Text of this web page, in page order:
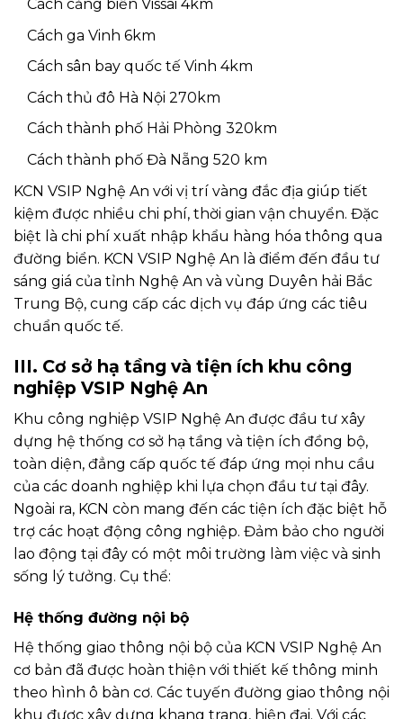
Cách cảng biển Vissai 4km
Cách ga Vinh 6km
Cách sân bay quốc tế Vinh 4km
Cách thủ đô Hà Nội 270km
Cách thành phố Hải Phòng 320km
Cách thành phố Đà Nẵng 520 km
KCN VSIP Nghệ An với vị trí vàng đắc địa giúp tiết
kiệm được nhiều chi phí, thời gian vận chuyển. Đặc
biệt là chi phí xuất nhập khẩu hàng hóa thông qua
đường biển. KCN VSIP Nghệ An là điểm đến đầu tư
sáng giá của tỉnh Nghệ An và vùng Duyên hải Bắc
Trung Bộ, cung cấp các dịch vụ đáp ứng các tiêu
chuẩn quốc tế.
III. Cơ sở hạ tầng và tiện ích khu công
nghiệp VSIP Nghệ An
Khu công nghiệp VSIP Nghệ An được đầu tư xây
dựng hệ thống cơ sở hạ tầng và tiện ích đồng bộ,
toàn diện, đẳng cấp quốc tế đáp ứng mọi nhu cầu
của các doanh nghiệp khi lựa chọn đầu tư tại đây.
Ngoài ra, KCN còn mang đến các tiện ích đặc biệt hỗ
trợ các hoạt động công nghiệp. Đảm bảo cho người
lao động tại đây có một môi trường làm việc và sinh
sống lý tưởng. Cụ thể:
Hệ thống đường nội bộ
Hệ thống giao thông nội bộ của KCN VSIP Nghệ An
cơ bản đã được hoàn thiện với thiết kế thông minh
theo hình ô bàn cơ. Các tuyến đường giao thông nội
khu được xây dựng khang trang, hiện đại. Với các